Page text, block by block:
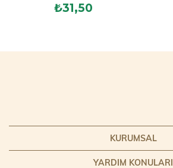
₺31,50
KURUMSAL
YARDIM KONULARI